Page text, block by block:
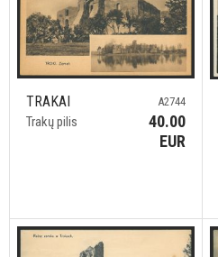
TRAKAI
Trakų pilis
A2744
40.00
EUR